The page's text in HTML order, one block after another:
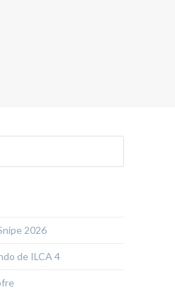
2026
de ILCA 4